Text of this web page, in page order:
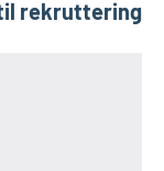
rekruttering